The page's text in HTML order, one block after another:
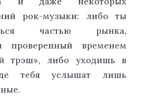
рок-музыки: либо ты
частью рынка,
проверенный временем
трэш», либо уходишь в
тебя услышат лишь